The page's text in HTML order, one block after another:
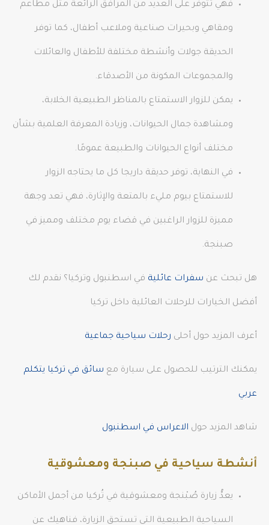
فهي تتوفر على العديد من المرافق الرائعة مثل مطاعم
ومقاهي وبحيرات صناعية وملاعب أطفال، كما توفر
الحديقة جولات وأنشطة مختلفة للأطفال والعائلات
والمجموعات المكونة من الأصدقاء.
يمكن للزوار الاستمتاع بالمناظر الطبيعية الخلابة،
ومشاهدة جمال الحيوانات، وزيادة المعرفة العلمية بشأن
مختلف أنواع الحيوانات والطبيعة عمومًا.
في النهاية، توفر حديقة داريجا كل ما يحتاجه الزوار
للاستمتاع بيوم مليء بالمتعة والإثارة، فهي تعد وجهة
مميزة للزوار الراغبين في قضاء يوم مختلف ومميز في
صبنجة.
هل تبحث عن سفرات عائلية في اسطنبول وتركيا؟ نقدم لك
أفضل الخيارات للرحلات العائلية داخل تركيا
أعرف المزيد حول أحلى رحلات سياحية جماعية
يمكنك الترتيب للحصول على سيارة مع سائق في تركيا يتكلم
عربي
شاهد المزيد حول الاعراس في اسطنبول
أنشطة سياحية في صبنجة ومعشوقية
يعدُّ زيارة صُبْنجة ومعشوقية في تُركيا من أجمل الأماكن
السياحية الطبيعية التي تستحق الزيارة، فناهيك عن